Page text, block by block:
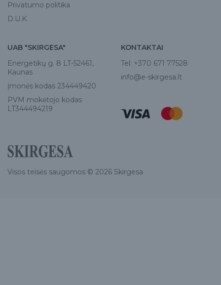
Privatumo politika
D.U.K.
UAB "SKIRGESA"
Energetikų g. 8 LT-52461,
Kaunas
Įmonės kodas 234449420
PVM mokėtojo kodas
LT344494219
KONTAKTAI
Tel: +370 671 77528
info@e-skirgesa.lt
Visos teisės saugomos © 2026 Skirgesa